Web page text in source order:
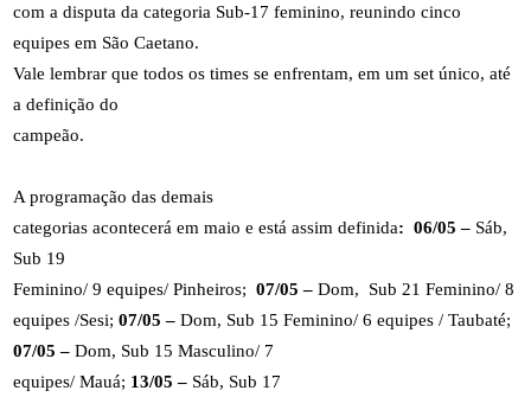
com a disputa da categoria Sub-17 feminino, reunindo cinco
equipes em São Caetano.
Vale lembrar que todos os times se enfrentam, em um set único, até
a definição do
campeão.
A programação das demais
categorias acontecerá em maio e está assim definida: 06/05 – Sáb,
Sub 19
Feminino/ 9 equipes/ Pinheiros; 07/05 –Dom,
Sub 21 Feminino/ 8
equipes /Sesi;07/05 – Dom, Sub 15 Feminino/ 6 equipes / Taubaté;
07/05 – Dom, Sub 15 Masculino/ 7
equipes/ Mauá; 13/05 – Sáb, Sub 17